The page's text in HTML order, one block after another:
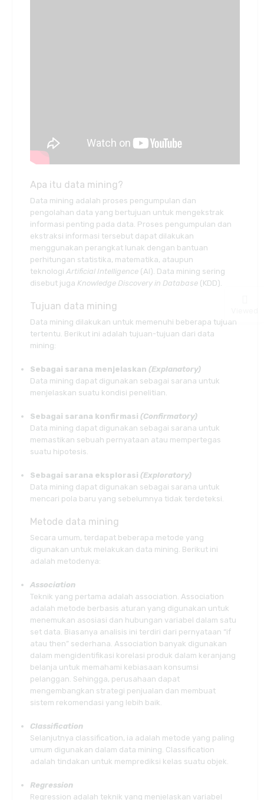
Apa itu data mining?
Data mining adalah proses pengumpulan dan
pengolahan data yang bertujuan untuk mengekstrak
informasi penting pada data. Proses pengumpulan dan
ekstraksi informasi tersebut dapat dilakukan
menggunakan perangkat lunak dengan bantuan
perhitungan statistika, matematika, ataupun
teknologi Artificial Intelligence (AI). Data mining sering
disebut juga Knowledge Discovery in Database (KDD).
Tujuan data mining
Data mining dilakukan untuk memenuhi beberapa tujuan
tertentu. Berikut ini adalah tujuan-tujuan dari data
mining:
Sebagai sarana menjelaskan (Explanatory)
Data mining dapat digunakan sebagai sarana untuk
menjelaskan suatu kondisi penelitian.
Sebagai sarana konfirmasi (Confirmatory)
Data mining dapat digunakan sebagai sarana untuk
memastikan sebuah pernyataan atau mempertegas
suatu hipotesis.
Sebagai sarana eksplorasi (Exploratory)
Data mining dapat digunakan sebagai sarana untuk
mencari pola baru yang sebelumnya tidak terdeteksi.
Metode data mining
Secara umum, terdapat beberapa metode yang
digunakan untuk melakukan data mining. Berikut ini
adalah metodenya:
Association
Teknik yang pertama adalah association. Association
adalah metode berbasis aturan yang digunakan untuk
menemukan asosiasi dan hubungan variabel dalam satu
set data. Biasanya analisis ini terdiri dari pernyataan “if
atau then” sederhana. Association banyak digunakan
dalam mengidentifikasi korelasi produk dalam keranjang
belanja untuk memahami kebiasaan konsumsi
pelanggan. Sehingga, perusahaan dapat
mengembangkan strategi penjualan dan membuat
sistem rekomendasi yang lebih baik.
Classification
Selanjutnya classification, ia adalah metode yang paling
umum digunakan dalam data mining. Classification
adalah tindakan untuk memprediksi kelas suatu objek.
Regression
Regression adalah teknik yang menjelaskan variabel